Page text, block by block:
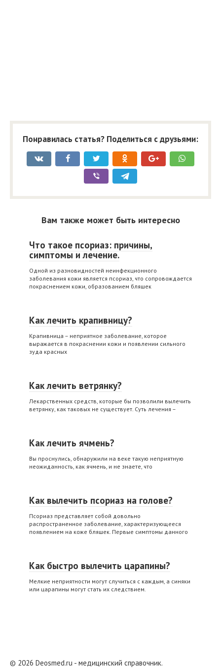
Понравилась статья? Поделиться с друзьями:
Вам также может быть интересно
Что такое псориаз: причины,
симптомы и лечение.
Одной из разновидностей неинфекционного
заболевания кожи является псориаз, что сопровождается
покраснением кожи, образованием бляшек
Как лечить крапивницу?
Крапивница – неприятное заболевание, которое
выражается в покраснении кожи и появлении сильного
зуда красных
Как лечить ветрянку?
Лекарственных средств, которые бы позволили вылечить
ветрянку, как таковых не существует. Суть лечения –
Как лечить ячмень?
Вы проснулись, обнаружили на веке такую неприятную
неожиданность, как ячмень, и не знаете, что
Как вылечить псориаз на голове?
Псориаз представляет собой довольно
распространенное заболевание, характеризующееся
появлением на коже бляшек. Первые симптомы данного
Как быстро вылечить царапины?
Мелкие неприятности могут случиться с каждым, а синяки
или царапины могут стать их следствием.
© 2026 Deosmed.ru - медицинский справочник.